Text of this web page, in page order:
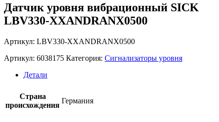
Датчик уровня вибрационный SICK
LBV330-XXANDRANX0500
Артикул: LBV330-XXANDRANX0500
Артикул: 6038175 Категория: Сигнализаторы уровня
Детали
Страна
происхождения
Германия